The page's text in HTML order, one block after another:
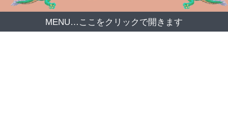
MENU…ここをクリックで開きます